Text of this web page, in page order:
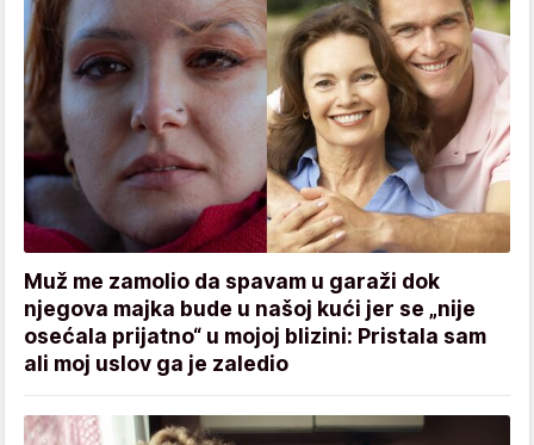
Muž me zamolio da spavam u garaži dok
njegova majka bude u našoj kući jer se „nije
osećala prijatno“ u mojoj blizini: Pristala sam
ali moj uslov ga je zaledio